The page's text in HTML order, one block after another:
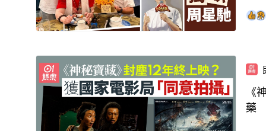
《
藥